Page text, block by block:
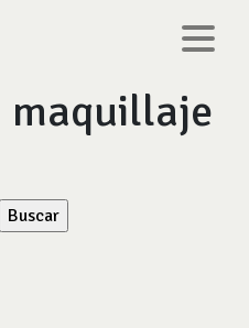
maquillaje